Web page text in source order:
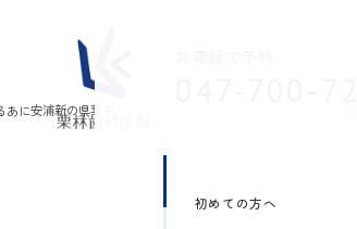
初めての方へ